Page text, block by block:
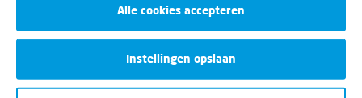
Alle cookies accepteren
Instellingen opslaan